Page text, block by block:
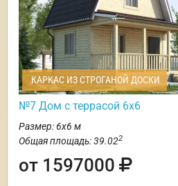
КАРКАС ИЗ СТРОГАНОЙ ДОСКИ
№7 Дом с террасой 6х6
Размер: 6х6 м
Общая площадь: 39.022
от 1597000